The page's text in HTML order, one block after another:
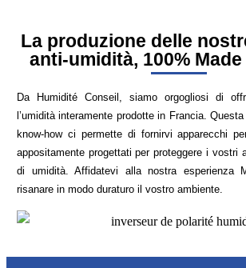
La produzione delle
anti-umidità, 100%
Da Humidité Conseil, siamo orgogliosi di
l’umidità interamente prodotte in Francia.
know-how ci permette di fornirvi apparecchi
appositamente progettati per proteggere i vostri
di umidità. Affidatevi alla nostra esperienza
risanare in modo duraturo il vostro ambiente.